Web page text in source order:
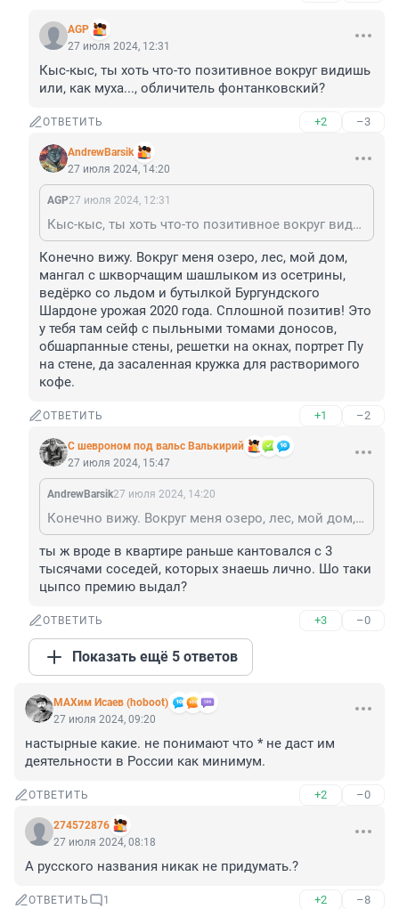
AGP
27 июля 2024, 12:31
Кыс-кыс, ты хоть что-то позитивное вокруг видишь
или, как муха..., обличитель фонтанковский?
ОТВЕТИТЬ +2 –3
AndrewBarsik
27 июля 2024, 14:20
AGP27 июля 2024, 12:31
Кыс-кыс, ты хоть что-то позитивное вокруг видишь или, как муха..., обличитель фонтанковский?
Конечно вижу. Вокруг меня озеро, лес, мой дом,
мангал с шкворчащим шашлыком из осетрины,
ведёрко со льдом и бутылкой Бургундского
Шардоне урожая 2020 года. Сплошной позитив! Это
у тебя там сейф с пыльными томами доносов,
обшарпанные стены, решетки на окнах, портрет Пу
на стене, да засаленная кружка для растворимого
кофе.
ОТВЕТИТЬ +1 –2
С шевроном под вальс Валькирий
27 июля 2024, 15:47
AndrewBarsik27 июля 2024, 14:20
Конечно вижу. Вокруг меня озеро, лес, мой дом, мангал с шкворчащим шашлыком из осетрины, ведёрко со льдом и бутылкой Бургундского Шардоне урожая 2020 года. Сплошной позитив! Это у тебя там сейф с пыльными томами доносов, обшарпанные стены, решетки на окнах, портрет Пу на стене, да засаленная кружка для растворимого кофе.
ты ж вроде в квартире раньше кантовался с 3
тысячами соседей, которых знаешь лично. Шо таки
цыпсо премию выдал?
ОТВЕТИТЬ +3 –0
Показать ещё 5 ответов
МАХим Исаев (hoboot)
27 июля 2024, 09:20
настырные какие. не понимают что * не даст им
деятельности в России как минимум.
ОТВЕТИТЬ +2 –0
274572876
27 июля 2024, 08:18
А русского названия никак не придумать.?
ОТВЕТИТЬ 1 +2 –8